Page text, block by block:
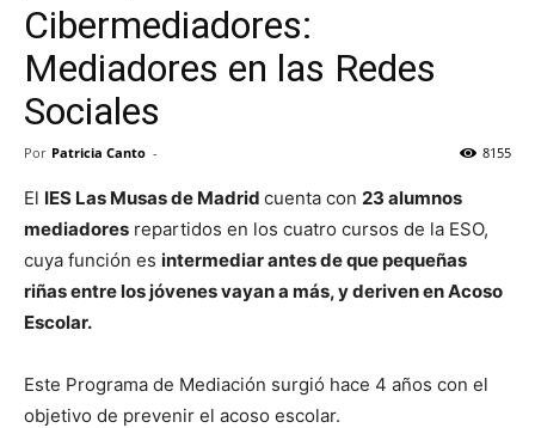
Cibermediadores:
Mediadores en las Redes
Sociales
Por Patricia Canto - 8155
El IES Las Musas de Madrid cuenta con 23 alumnos
mediadores repartidos en los cuatro cursos de la ESO,
cuya función es intermediar antes de que pequeñas
riñas entre los jóvenes vayan a más, y deriven en Acoso
Escolar.
Este Programa de Mediación surgió hace 4 años con el
objetivo de prevenir el acoso escolar.